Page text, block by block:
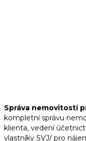
Správa nemovitostí
kompletní správu
klienta, vedení
vlastníky SVJ/ pro